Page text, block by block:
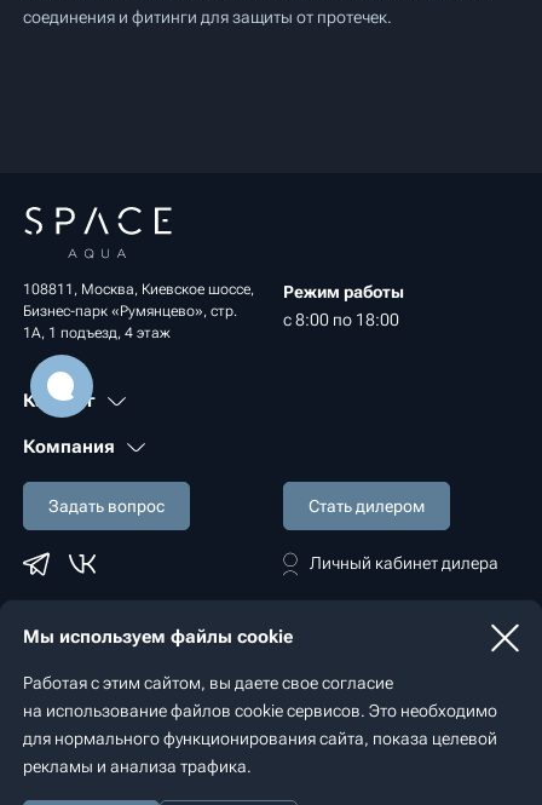
соединения и фитинги для защиты от протечек.
108811, Москва, Киевское шоссе,
Бизнес-парк «Румянцево», стр.
1А, 1 подъезд, 4 этаж
Режим работы
с 8:00 по 18:00
Каталог
Компания
Задать вопрос
Личный кабинет дилера
Стать дилером
© 2022 - 2026 «Spaceaqua»
Политика конфиденциальности
Разработка сайта — студия «Сибирикс»
Мы используем файлы cookie
Работая с этим сайтом, вы даете свое согласие
на использование файлов cookie сервисов. Это необходимо
для нормального функционирования сайта, показа целевой
рекламы и анализа трафика.